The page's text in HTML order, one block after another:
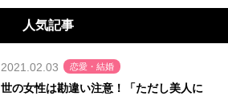
人気記事
2021.02.03 恋愛・結婚
世の女性は勘違い注意！「ただし美人に